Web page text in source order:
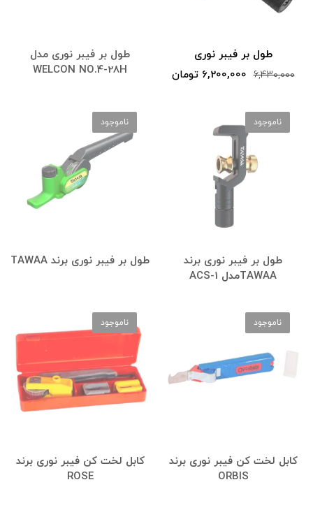
طول بر فیبر نوری
6,430,000 6,200,000 تومان
طول بر فیبر نوری مدل
WELCON NO.4-28H
طول بر فیبر نوری برند
TAWAAمدل ACS-1
ناموجود
طول بر فیبر نوری برند TAWAA
ناموجود
کابل لخت کن فیبر نوری برند
ORBIS
ناموجود
کابل لخت کن فیبر نوری برند
ROSE
ناموجود